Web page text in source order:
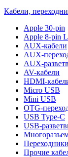
Кабели,
Apple 30-pin
Apple 8-pin
AUX-кабели
AUX-
AUX-
AV-кабели
HDMI-
Micro USB
Mini USB
OTG-
USB Type-C
USB-
Переходники
Прочие